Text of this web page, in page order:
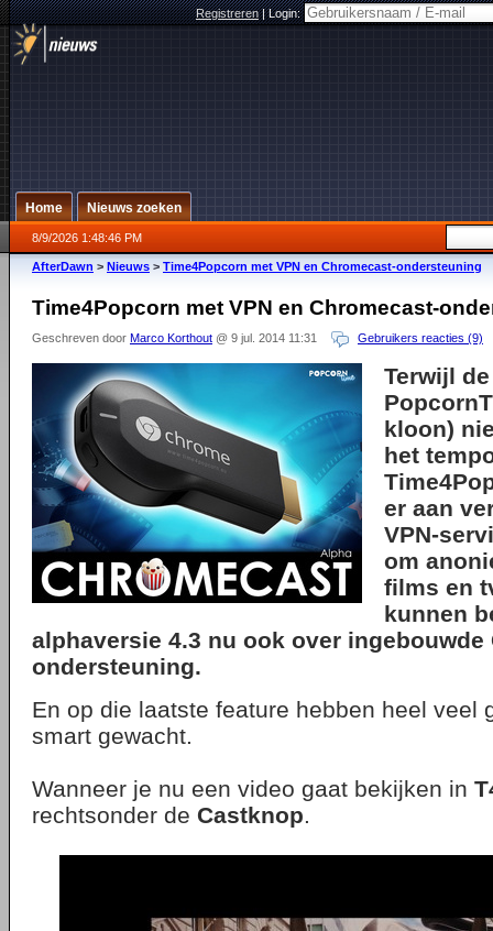
Registreren|Login:
Home Nieuws zoeken
8/9/2026 1:48:46 PM
AfterDawn > Nieuws > Time4Popcorn met VPN en Chromecast-ondersteuning
Time4Popcorn met VPN en Chromecast-
Geschreven door Marco Korthout @ 9 jul. 2014 11:31 Gebruikers reacties (9)
Terwijl
kloon)
het
er aan
VPN-
om
films en
kunnen
alphaversie 4.3 nu ook over ingebouwde
ondersteuning.
En op die laatste feature hebben heel veel
smart gewacht.
Wanneer je nu een video gaat bekijken in
rechtsonder de Castknop.